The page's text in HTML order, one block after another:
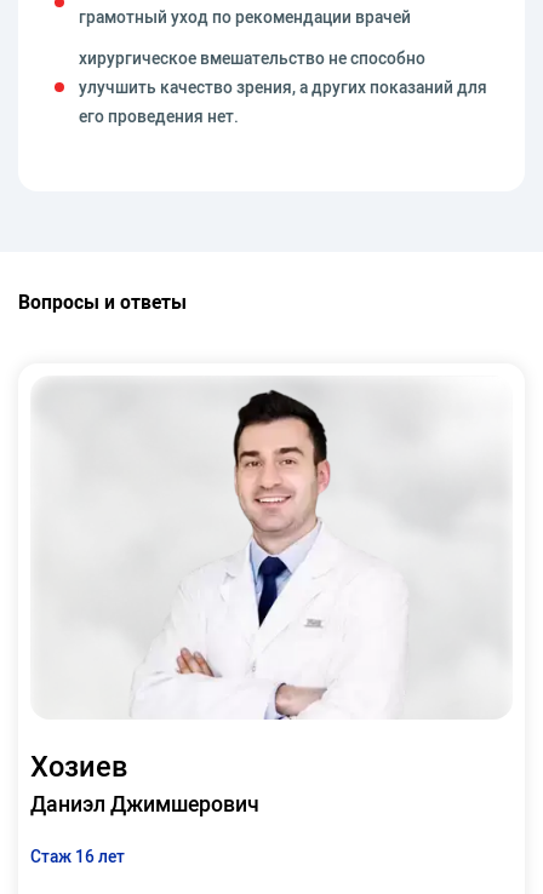
грамотный уход по рекомендации врачей
хирургическое вмешательство не способно
улучшить качество зрения, а других показаний для
его проведения нет.
Вопросы и ответы
Хозиев
Даниэл Джимшерович
Стаж 16 лет